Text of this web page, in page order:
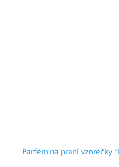
Parfém na praní vzorečky